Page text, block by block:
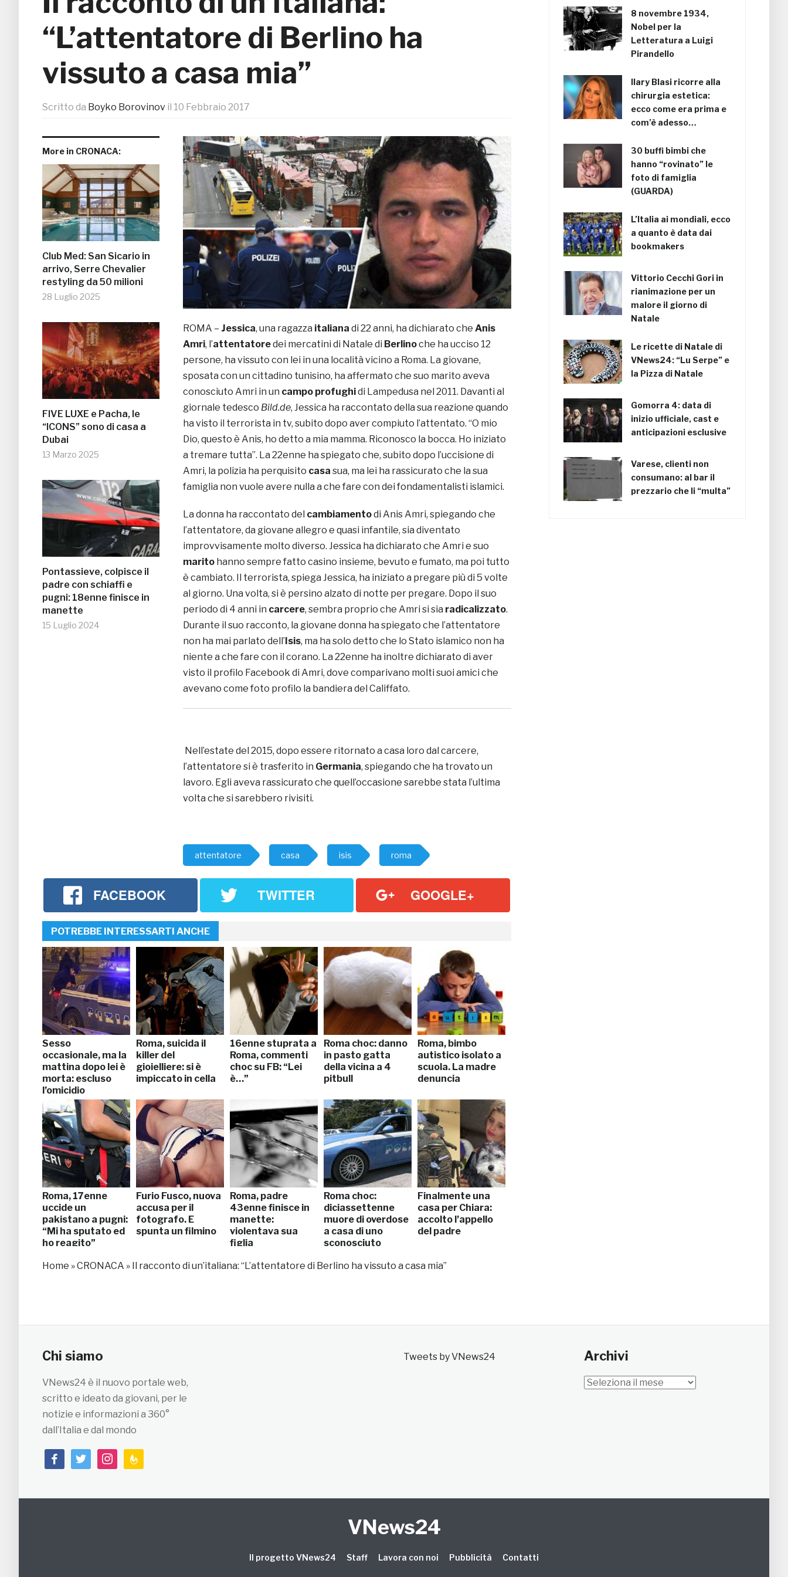
“L’attentatore di Berlino ha
vissuto a casa mia”
Scritto da Boyko Borovinov il 10 Febbraio 2017
More in CRONACA:
Club Med: San Sicario in
arrivo, Serre Chevalier
restyling da 50 milioni
28 Luglio 2025
FIVE LUXE e Pacha, le
“ICONS” sono di casa a
Dubai
13 Marzo 2025
Pontassieve, colpisce il
padre con schiaffi e
pugni: 18enne finisce in
manette
15 Luglio 2024
ROMA – Jessica, una ragazza italiana di 22 anni, ha dichiarato che Anis
Amri, l’attentatoredei mercatini di Natale di Berlinoche ha ucciso 12
persone, ha vissuto con lei in una località vicino a Roma. La giovane,
sposata con un cittadino tunisino, ha affermato che suo marito aveva
conosciuto Amri in un campo profughidi Lampedusa nel 2011. Davanti al
giornale tedesco Bild.de, Jessica ha raccontato della sua reazione quando
ha visto il terrorista in tv, subito dopo aver compiuto l’attentato. “O mio
Dio, questo è Anis, ho detto a mia mamma. Riconosco la bocca. Ho iniziato
a tremare tutta”. La 22enne ha spiegato che, subito dopo l’uccisione di
Amri, la polizia ha perquisito casa sua, ma lei ha rassicurato che la sua
famiglia non vuole avere nulla a che fare con dei fondamentalisti islamici.
La donna ha raccontato del cambiamentodi Anis Amri, spiegando che
l’attentatore, da giovane allegro e quasi infantile, sia diventato
improvvisamente molto diverso. Jessica ha dichiarato che Amri e suo
marito hanno sempre fatto casino insieme, bevuto e fumato, ma poi tutto
è cambiato. Il terrorista, spiega Jessica, ha iniziato a pregare più di 5 volte
al giorno. Una volta, si è persino alzato di notte per pregare. Dopo il suo
periodo di 4 anni in carcere, sembra proprio che Amri si sia radicalizzato.
Durante il suo racconto, la giovane donna ha spiegato che l’attentatore
non ha mai parlato dell’Isis, ma ha solo detto che lo Stato islamico non ha
niente a che fare con il corano. La 22enne ha inoltre dichiarato di aver
visto il profilo Facebook di Amri, dove comparivano molti suoi amici che
avevano come foto profilo la bandiera del Califfato.
Nell’estate del 2015, dopo essere ritornato a casa loro dal carcere,
l’attentatore si è trasferito in Germania, spiegando che ha trovato un
lavoro. Egli aveva rassicurato che quell’occasione sarebbe stata l’ultima
volta che si sarebbero rivisiti.
attentatore casa isis roma
FACEBOOK TWITTER GOOGLE+
POTREBBE INTERESSARTI ANCHE
Sesso
occasionale, ma la
mattina dopo lei è
morta: escluso
l’omicidio
Roma, suicida il
killer del
gioielliere: si è
impiccato in cella
16enne stuprata a
Roma, commenti
choc su FB: “Lei
è…”
Roma choc: danno
in pasto gatta
della vicina a 4
pitbull
Roma, bimbo
autistico isolato a
scuola. La madre
denuncia
Roma, 17enne
uccide un
pakistano a pugni:
“Mi ha sputato ed
ho reagito”
Furio Fusco, nuova
accusa per il
fotografo. E
spunta un filmino
Roma, padre
43enne finisce in
manette:
violentava sua
figlia
Roma choc:
diciassettenne
muore di overdose
a casa di uno
sconosciuto
Finalmente una
casa per Chiara:
accolto l’appello
del padre
Home »CRONACA » Il racconto di un’italiana: “L’attentatore di Berlino ha vissuto a casa mia”
8 novembre 1934,
Nobel per la
Letteratura a Luigi
Pirandello
Ilary Blasi ricorre alla
chirurgia estetica:
ecco come era prima e
com’è adesso…
30 buffi bimbi che
hanno “rovinato” le
foto di famiglia
(GUARDA)
L’Italia ai mondiali, ecco
a quanto è data dai
bookmakers
Vittorio Cecchi Gori in
rianimazione per un
malore il giorno di
Natale
Le ricette di Natale di
VNews24: “Lu Serpe” e
la Pizza di Natale
Gomorra 4: data di
inizio ufficiale, cast e
anticipazioni esclusive
Varese, clienti non
consumano: al bar il
prezzario che li “multa”
Chi siamo
VNews24 è il nuovo portale web,
scritto e ideato da giovani, per le
notizie e informazioni a 360°
dall’Italia e dal mondo
facebooktwitterinstagramfeedburner
Tweets by VNews24 Archivi
Archivi
VNews24
Il progetto VNews24 Staff Lavora con noi Pubblicità Contatti